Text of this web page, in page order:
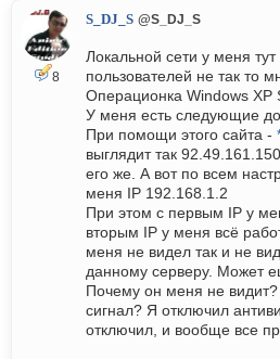
8
S_DJ_S @S_DJ_S
Локальной сети у меня тут
пользователей не так то
Операционка Windows XP
У меня есть следующие
При помощи этого сайта -
выглядит так
его же. А вот по всем
меня IP 192.168.1.2
При этом с первым IP у
вторым IP у меня всё
меня не видел так и не
данному серверу. Может
Почему он меня не
сигнал? Я отключил
отключил, и вообще все